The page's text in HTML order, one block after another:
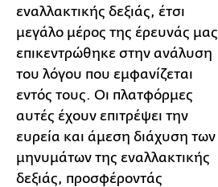
εναλλακτικής δεξιάς, έτσι
μεγάλο μέρος της έρευνάς μας
επικεντρώθηκε στην ανάλυση
του λόγου που εμφανίζεται
εντός τους. Οι πλατφόρμες
αυτές έχουν επιτρέψει την
ευρεία και άμεση διάχυση των
μηνυμάτων της εναλλακτικής
δεξιάς, προσφέροντάς